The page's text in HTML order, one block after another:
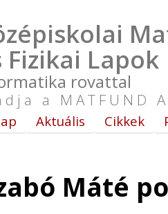
Fizikai Lapok
rovattal
a MATFUND
Aktuális Cikkek
Máté